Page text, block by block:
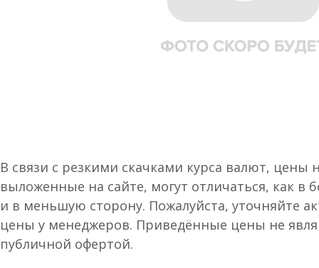
В связи с резкими скачками курса валют, цены
выложенные на сайте, могут отличаться, как в
и в меньшую сторону. Пожалуйста, уточняйте
цены у менеджеров. Приведённые цены не
публичной офертой.